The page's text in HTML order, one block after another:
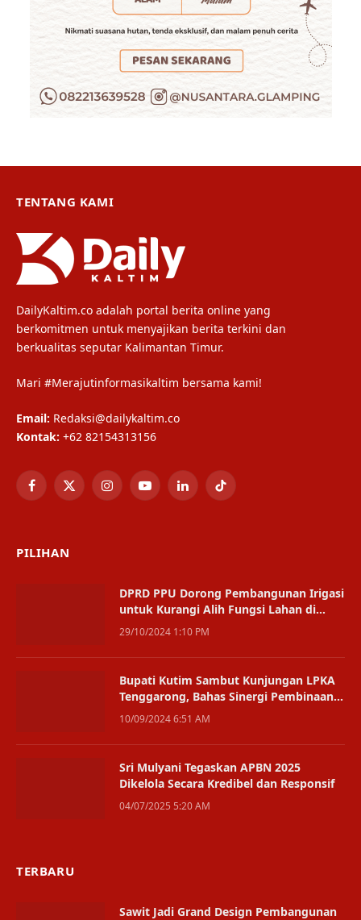
TENTANG KAMI
DailyKaltim.co adalah portal berita online yang
berkomitmen untuk menyajikan berita terkini dan
berkualitas seputar Kalimantan Timur.
Mari #Merajutinformasikaltim bersama kami!
Email: Redaksi@dailykaltim.co
Kontak: +62 82154313156
Facebook
X
InstagramYouTubeLinkedInTikTok
PILIHAN
DPRD PPU Dorong Pembangunan Irigasi
untuk Kurangi Alih Fungsi Lahan di
Wilayah Pertanian
29/10/2024 1:10 PM
Bupati Kutim Sambut Kunjungan LPKA
Tenggarong, Bahas Sinergi Pembinaan
Anak
10/09/2024 6:51 AM
Sri Mulyani Tegaskan APBN 2025
Dikelola Secara Kredibel dan Responsif
04/07/2025 5:20 AM
TERBARU
Sawit Jadi Grand Design Pembangunan